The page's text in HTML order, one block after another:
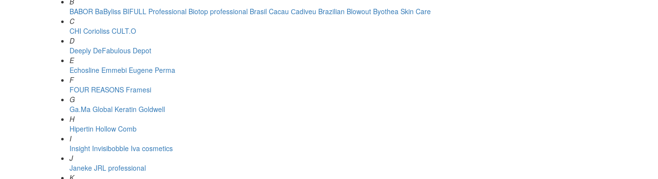
BABOR BaByliss BIFULL Professional Biotop professional Brasil Cacau Сadiveu Brazilian Blowout Byothea Skin Care
C
CHI Corioliss CULT.O
D
Deeply DeFabulous Depot
E
Echosline Emmebi Eugene Perma
F
FOUR REASONS Framesi
G
Ga.Ma Global Keratin Goldwell
H
Hipertin Hollow Comb
I
Insight Invisibobble Iva cosmetics
J
Janeke JRL professional